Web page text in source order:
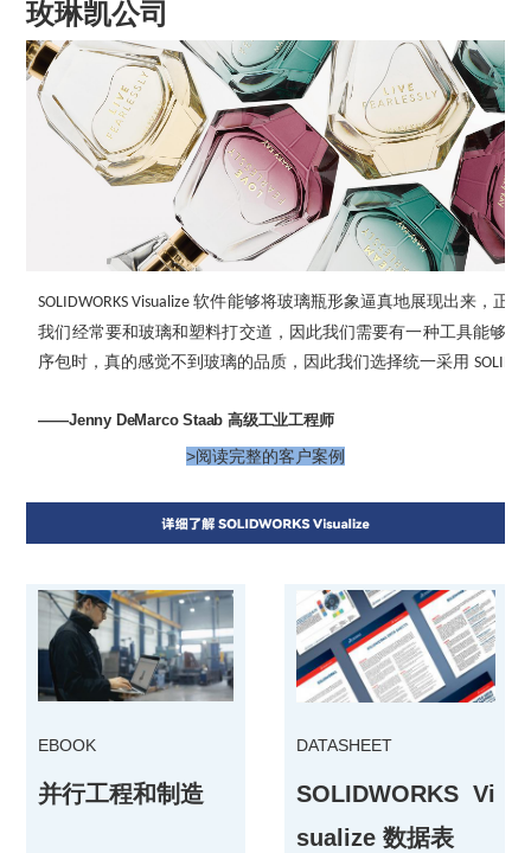
玫琳凯公司
SOLIDWORKS Visualize软件能够将玻璃瓶形象逼真地展现出来，正
我们经常要和玻璃和塑料打交道，因此我们需要有一种工具能够
序包时，真的感觉不到玻璃的品质，因此我们选择统一采用
——Jenny DeMarco Staab高级工业工程师
>阅读完整的客户案例
EBOOK DATASHEET
并行工程和制造
SOLIDWORKS Vi
sualize 数据表